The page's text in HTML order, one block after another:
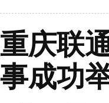
重庆联
事成功